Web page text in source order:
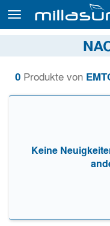
zum
Inhalt
0 Produkte von
Keine